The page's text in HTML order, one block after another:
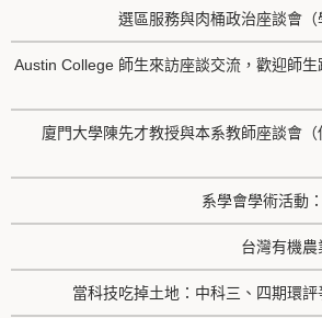
選區服務與肉桶政治座談會（
Austin College 師生來訪座談交流，歡迎師
廈門大學陳先才教授與本系教師座談會
系學會學術活動
台灣有機農
當科技吃掉土地：中科三、四期環評